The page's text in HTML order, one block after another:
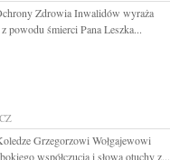
Zdrowia Inwalidów wyraża
z powodu śmierci Pana Leszka...
Grzegorzowi Wołgajewowi
współczucia i słowa otuchy z...